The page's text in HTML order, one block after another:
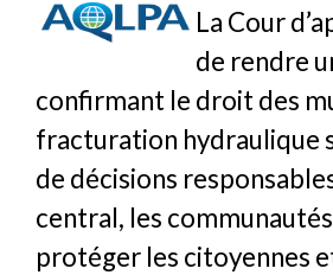
La Cour
de rendre
confirmant le droit des
fracturation hydraulique
de décisions
central, les
protéger les citoyennes